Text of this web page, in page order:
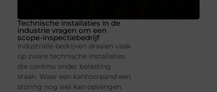
Technische installaties in de
industrie vragen om een
scope-inspectiebedrijf
Industriële bedrijven draaien vaak
op zware technische installaties
die continu onder belasting
staan. Waar een kantoorpand een
storing nog wel kan opvangen,